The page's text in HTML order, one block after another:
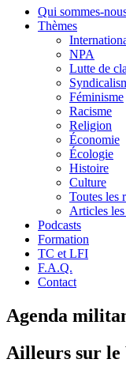
Qui sommes-
Thèmes
NPA
Lutte de
Féminisme
Racisme
Religion
Économie
Écologie
Histoire
Culture
Toutes les
Articles
Podcasts
Formation
TC et LFI
F.A.Q.
Contact
Agenda
Ailleurs sur le